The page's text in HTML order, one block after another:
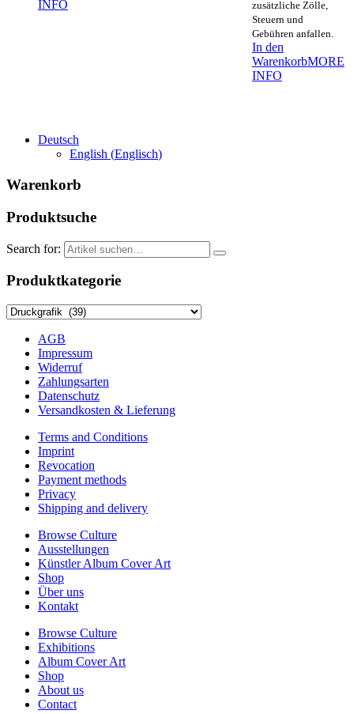
INFO
zusätzliche Zölle,
Steuern und
Gebühren anfallen.
In den
WarenkorbMORE
INFO
Deutsch
English (Englisch)
Warenkorb
Produktsuche
Search for:
Produktkategorie
AGB
Impressum
Widerruf
Zahlungsarten
Datenschutz
Versandkosten & Lieferung
Terms and Conditions
Imprint
Revocation
Payment methods
Privacy
Shipping and delivery
Browse Culture
Ausstellungen
Künstler Album Cover Art
Shop
Über uns
Kontakt
Browse Culture
Exhibitions
Album Cover Art
Shop
About us
Contact